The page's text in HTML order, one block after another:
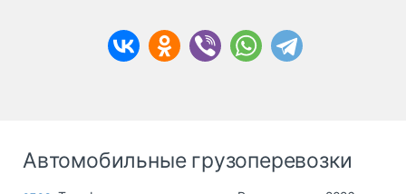
Автомобильные грузоперевозки